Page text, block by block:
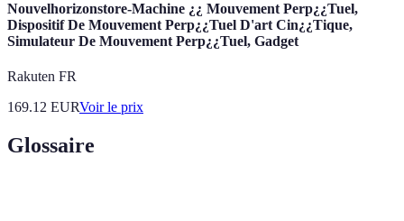
Nouvelhorizonstore-Machine ¿¿ Mouvement Perp¿¿Tuel,
Dispositif De Mouvement Perp¿¿Tuel D'art Cin¿¿Tique,
Simulateur De Mouvement Perp¿¿Tuel, Gadget
Rakuten FR
169.12 EURVoir le prix
Glossaire